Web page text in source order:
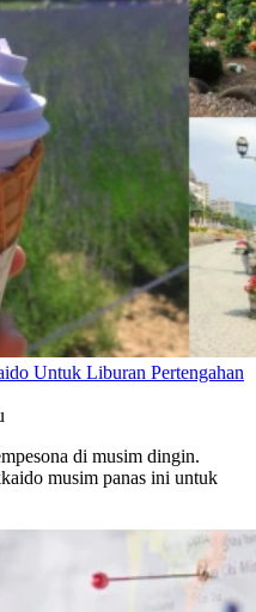
Untuk Liburan Pertengahan
di musim dingin.
musim panas ini untuk